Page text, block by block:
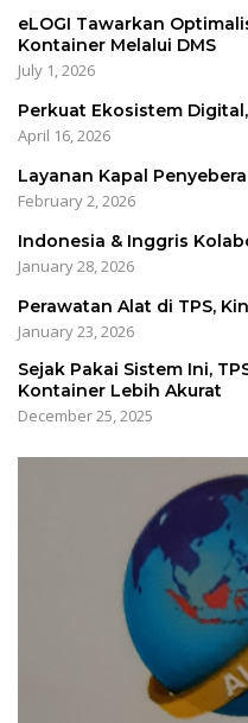
eLOGI Tawarkan
Kontainer Melalui DMS
July 1, 2026
Perkuat Ekosistem
April 16, 2026
Layanan Kapal
February 2, 2026
Indonesia & Inggris
January 28, 2026
Perawatan Alat di TPS,
January 23, 2026
Sejak Pakai Sistem Ini,
Kontainer Lebih Akurat
December 25, 2025